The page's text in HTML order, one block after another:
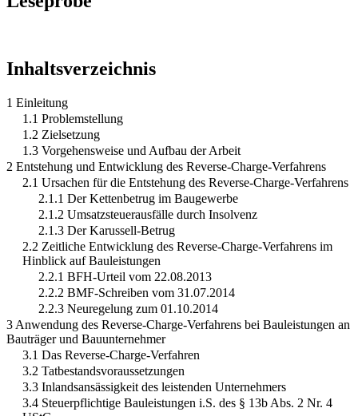
Inhaltsverzeichnis
1 Einleitung
1.1 Problemstellung
1.2 Zielsetzung
1.3 Vorgehensweise und Aufbau der Arbeit
2 Entstehung und Entwicklung des Reverse-Charge-Verfahrens
2.1 Ursachen für die Entstehung des Reverse-Charge-Verfahrens
2.1.1 Der Kettenbetrug im Baugewerbe
2.1.2 Umsatzsteuerausfälle durch Insolvenz
2.1.3 Der Karussell-Betrug
2.2 Zeitliche Entwicklung des Reverse-Charge-Verfahrens im
Hinblick auf Bauleistungen
2.2.1 BFH-Urteil vom 22.08.2013
2.2.2 BMF-Schreiben vom 31.07.2014
2.2.3 Neuregelung zum 01.10.2014
3 Anwendung des Reverse-Charge-Verfahrens bei Bauleistungen an
Bauträger und Bauunternehmer
3.1 Das Reverse-Charge-Verfahren
3.2 Tatbestandsvoraussetzungen
3.3 Inlandsansässigkeit des leistenden Unternehmers
3.4 Steuerpflichtige Bauleistungen i.S. des § 13b Abs. 2 Nr. 4